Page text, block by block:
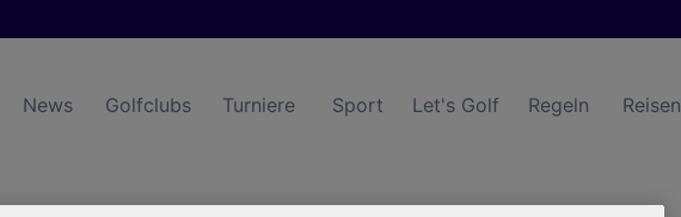
News Golfclubs Turniere Sport Let's Golf Regeln Reisen